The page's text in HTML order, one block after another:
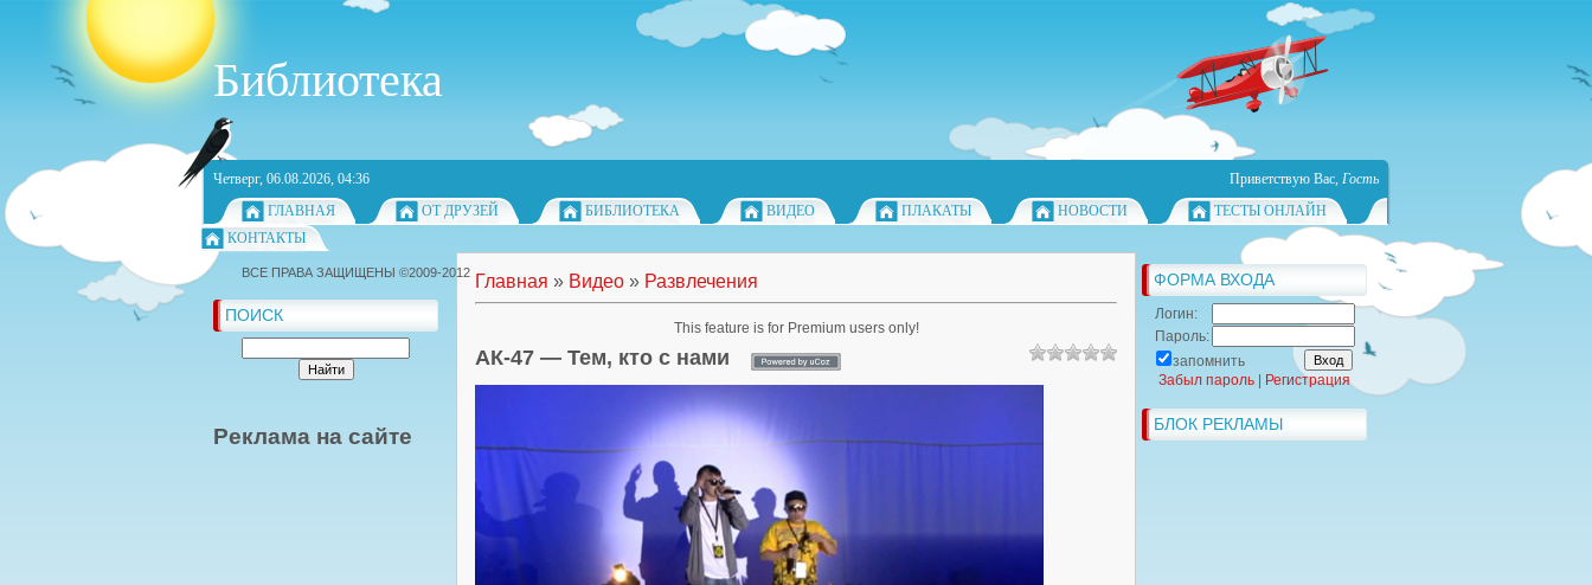
Библиотека
Четверг, 06.08.2026, 04:36 Приветствую Вас, Гость
ГЛАВНАЯ
ОТ ДРУЗЕЙ БИБЛИОТЕКА ВИДЕО ПЛАКАТЫ НОВОСТИ
ТЕСТЫ ОНЛАЙН
КОНТАКТЫ
ПОИСК
Реклама на сайте
Главная » Видео » Развлечения
АК-47 — Тем, кто с нами
ФОРМА ВХОДА
Логин:
Пароль:
запомнить
Забыл пароль
Регистрация
БЛОК РЕКЛАМЫ
ВСЕ ПРАВА ЗАЩИЩЕНЫ ©2009-2012
This feature is for Premium users only!